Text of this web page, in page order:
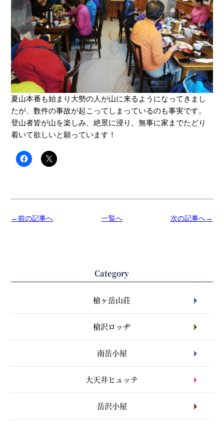
夏山本番も始まり大勢の人が山に来るようになってきまし
たが、数件の事故が起こってしまっているのも事実です。
登山者皆が山を楽しみ、絶景に浸り、無事に家までたどり
着いて欲しいと願っています！
←前の記事へ 一覧へ 次の記事へ→
Category
槍ヶ岳山荘
槍沢ロッヂ
南岳小屋
大天井ヒュッテ
岳沢小屋